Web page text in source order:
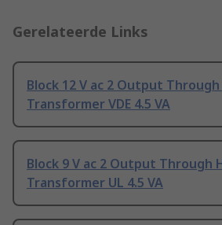
Gerelateerde Links
Block 12 V ac 2 Output Through
Transformer VDE 4.5 VA
Block 9 V ac 2 Output Through
Transformer UL 4.5 VA